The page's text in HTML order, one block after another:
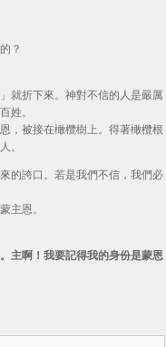
？
就折下來。神對不信的人是嚴厲
姓。
，被接在橄欖樹上。得著橄欖根
。
的誇口。若是我們不信，我們必
主恩。
主啊！我要記得我的身份是蒙恩